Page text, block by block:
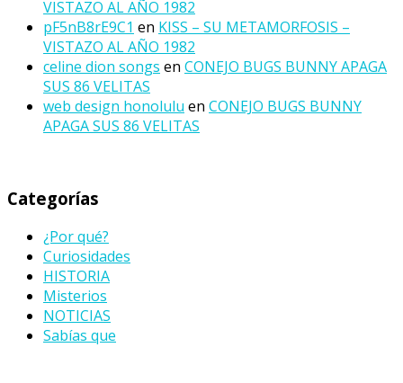
VISTAZO AL AÑO 1982
pF5nB8rE9C1 en KISS – SU METAMORFOSIS –
VISTAZO AL AÑO 1982
celine dion songs en CONEJO BUGS BUNNY APAGA
SUS 86 VELITAS
web design honolulu en CONEJO BUGS BUNNY
APAGA SUS 86 VELITAS
Categorías
¿Por qué?
Curiosidades
HISTORIA
Misterios
NOTICIAS
Sabías que